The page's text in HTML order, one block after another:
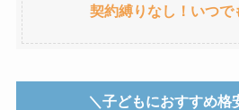
契約縛りなし！いつで
＼子どもにおすすめ格